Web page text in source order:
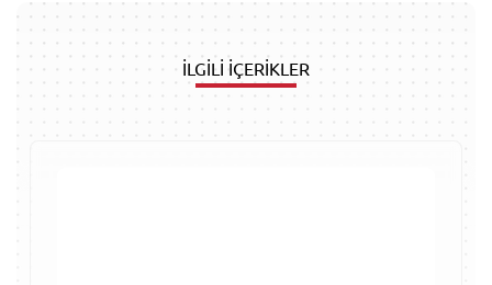
İLGİLİ İÇERİKLER